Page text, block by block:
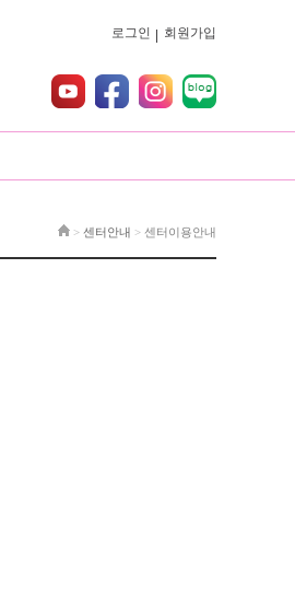
로그인 회원가입
> 센터안내 > 센터이용안내